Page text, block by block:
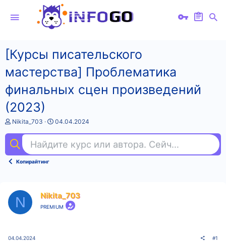
[Курсы писательского
мастерства] Проблематика
финальных сцен произведений
(2023)
А
т
о
т
Nikita_703
Д
а
н
а
04.04.2024
Найдите курс или автора. Сейчас ищут
Копирайтинг
N Nikita_703
PREMIUM
04.04.2024 #1